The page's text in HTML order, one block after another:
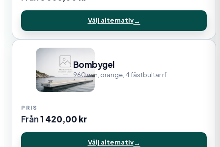
Välj alternativ
Bombygel
960 mm, orange, 4 fästbultar rf
Från1 420,00 kr
Välj alternativ